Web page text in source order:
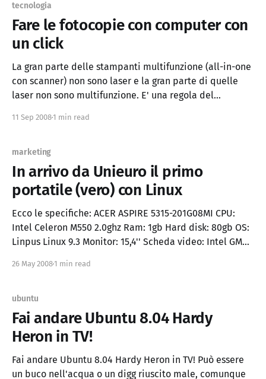
tecnologia
Fare le fotocopie con computer con
un click
La gran parte delle stampanti multifunzione (all-in-one
con scanner) non sono laser e la gran parte di quelle
laser non sono multifunzione. E' una regola del
paghi più della somma di una laser + scanner, se le
11 Sep 2008 1 min read
marketing
In arrivo da Unieuro il primo
portatile (vero) con Linux
Ecco le specifiche: ACER ASPIRE 5315-201G08MI CPU:
Intel Celeron M550 2.0ghz Ram: 1gb Hard disk: 80gb OS:
Linpus Linux 9.3 Monitor: 15,4'' Scheda video: Intel GMA
analogo con Windows Vista.. Acer Extensa 5220 CPU:
26 May 2008 1 min read
ubuntu
Fai andare Ubuntu 8.04 Hardy
Heron in TV!
Fai andare Ubuntu 8.04 Hardy Heron in TV! Può essere
un buco nell'acqua o un digg riuscito male, comunque